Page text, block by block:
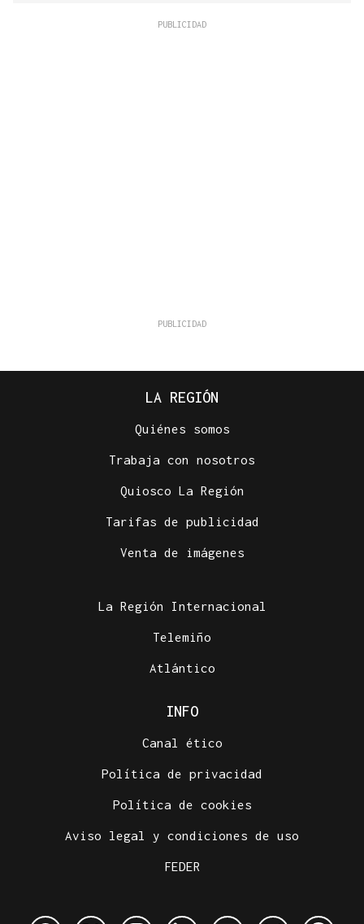
LA REGIÓN
Quiénes somos
Trabaja con nosotros
Quiosco La Región
Tarifas de publicidad
Venta de imágenes
La Región Internacional
Telemiño
Atlántico
INFO
Canal ético
Política de privacidad
Política de cookies
Aviso legal y condiciones de uso
FEDER